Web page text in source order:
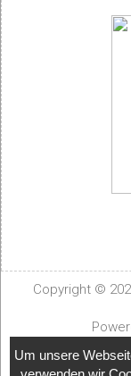
Copyright ©
Um unsere